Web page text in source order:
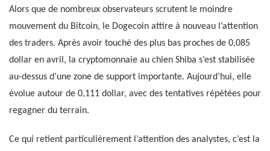
Alors que de nombreux observateurs scrutent le moindre
mouvement du Bitcoin, le Dogecoin attire à nouveau l’attention
des traders. Après avoir touché des plus bas proches de 0,085
dollar en avril, la cryptomonnaie au chien Shiba s’est stabilisée
au-dessus d’une zone de support importante. Aujourd’hui, elle
évolue autour de 0,111 dollar, avec des tentatives répétées pour
regagner du terrain.
Ce qui retient particulièrement l’attention des analystes, c’est la